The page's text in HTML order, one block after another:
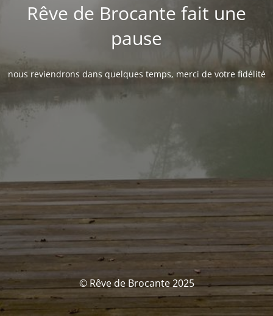
Rêve de Brocante fait une
pause
nous reviendrons dans quelques temps, merci de votre fidélité
© Rêve de Brocante 2025